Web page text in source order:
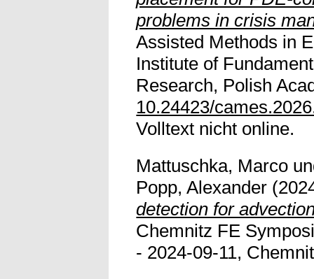
problems in crisis
Assisted Methods in
Institute of
Research, Polish
10.24423/
Volltext nicht online.
Mattuschka, Marco
Popp, Alexander
detection for
Chemnitz FE
- 2024-09-11,